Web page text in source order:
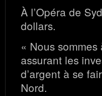
À l’Opéra de
dollars.
« Nous
assurant les
d’argent à se
Nord.